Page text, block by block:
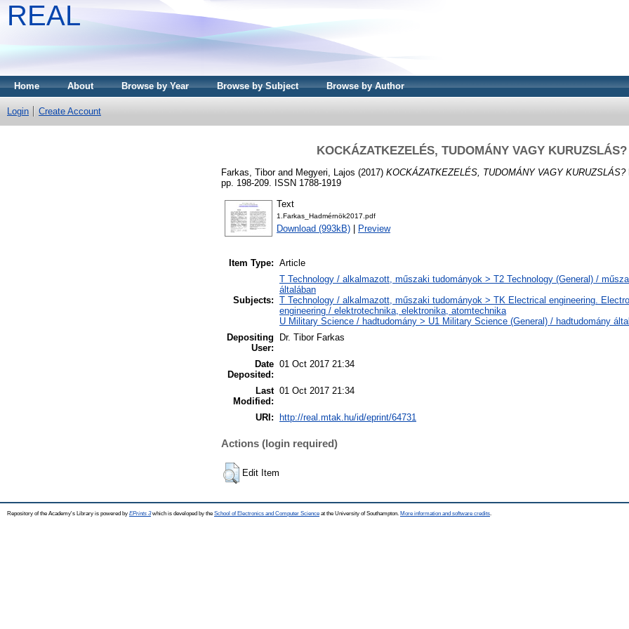
REAL
Home About Browse by Year Browse by Subject Browse by Author
Login Create Account
KOCKÁZATKEZELÉS, TUDOMÁNY VAGY KURUZSLÁS?
Farkas, Tiborand Megyeri, Lajos (2017) KOCKÁZATKEZELÉS, TUDOMÁNY VAGY KURUZSLÁS?
pp. 198-209. ISSN 1788-1919
Text
1.Farkas_Hadmérnök2017.pdf
Download (993kB) Preview
Item Type: Article
Subjects:
T Technology / alkalmazott, műszaki tudományok > T2 Technology (General) /
általában
T Technology / alkalmazott, műszaki tudományok > TK Electrical engineering.
engineering / elektrotechnika, elektronika, atomtechnika
U Military Science / hadtudomány > U1 Military Science (General) / hadtudomány
Depositing
User:
Dr. Tibor Farkas
Date
Deposited:
01 Oct 2017 21:34
Last
Modified:
01 Oct 2017 21:34
URI: http://real.mtak.hu/id/eprint/64731
Actions (login required)
Edit Item
Repository of the Academy's Library is powered by EPrints 3which is developed by the School of Electronics and Computer Science at the University of Southampton. More information and software credits